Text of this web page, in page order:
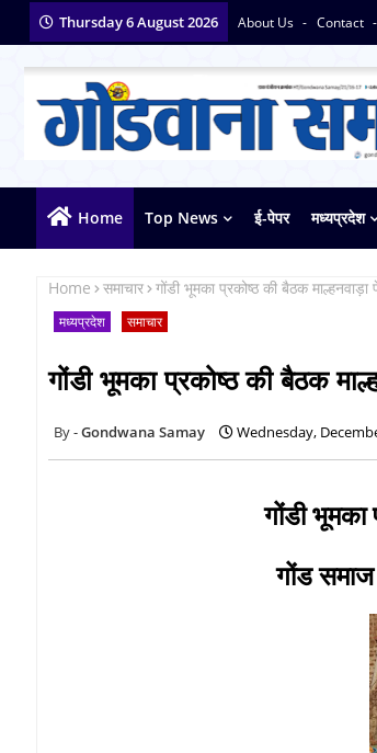
Thursday 6 August 2026 About Us Contact
Home Top News ई-पेपर मध्यप्रदेश
Home समाचार गोंडी भूमका प्रकोष्ठ की बैठक
मध्यप्रदेश समाचार
गोंडी भूमका प्रकोष्ठ की बैठक
Gondwana Samay Wednesday,
गोंडी भूमका
गोंड